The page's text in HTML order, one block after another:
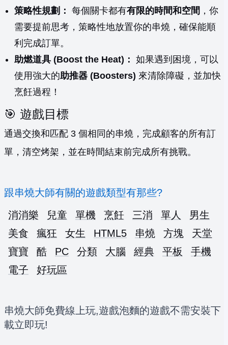
策略性規劃： 每個關卡都有有限的時間和空間 ，你
需要提前思考，策略性地放置你的串燒，確保能順
利完成訂單。
助燃道具 (Boost the Heat)： 如果遇到困境，可以
使用強大的助推器 (Boosters) 來清除障礙，並加快
烹飪過程！
🎯 遊戲目標
通過交換和匹配 3 個相同的串燒，完成顧客的所有訂
單，清空烤架，並在時間結束前完成所有挑戰。
跟串燒大師有關的遊戲類型有那些?
消消樂
兒童 單機 烹飪 三消 單人
男生
美食
瘋狂 女生 HTML5 串燒 方塊
天堂
寶寶
酷 PC 分類 大腦 經典 平板
手機
電子
好玩區
串燒大師免費線上玩,遊戲泡麵的遊戲不需安裝下
載立即玩!